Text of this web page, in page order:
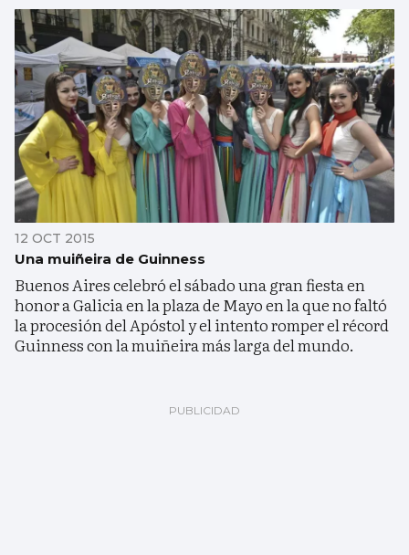
12 OCT 2015
Una muiñeira de Guinness
Buenos Aires celebró el sábado una gran fiesta en
honor a Galicia en la plaza de Mayo en la que no faltó
la procesión del Apóstol y el intento romper el récord
Guinness con la muiñeira más larga del mundo.